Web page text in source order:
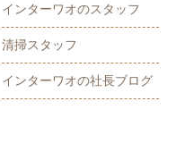
インターワオのスタッフ
清掃スタッフ
インターワオの社長ブログ